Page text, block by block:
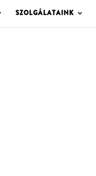
SZOLGÁLATAINK